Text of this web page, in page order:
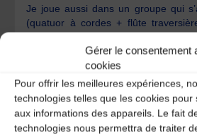
Gérer le consentement
cookies
Pour offrir les meilleures expériences,
technologies telles que les cookies
aux informations des appareils. Le fait
technologies nous permettra de traiter
Je joue aussi dans un groupe qui
(quatuor à cordes + flûte
bourgeois parisiens de la fin du
siècle (quadrilles, valses,
monté ce groupe il y a 1 an et demi,
développer les stages et les bals.
mais toujours de la musique à
réjouissante !